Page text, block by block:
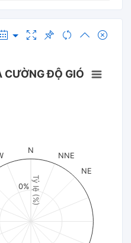
Tỷ lệ (%)
CƯỜNG ĐỘ GIÓ
N
NNE
NE
0%